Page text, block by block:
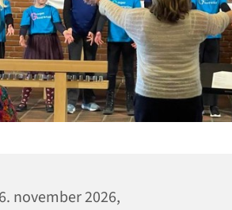
november 2026,